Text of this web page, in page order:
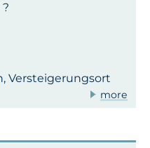
Versteigerungsort
more